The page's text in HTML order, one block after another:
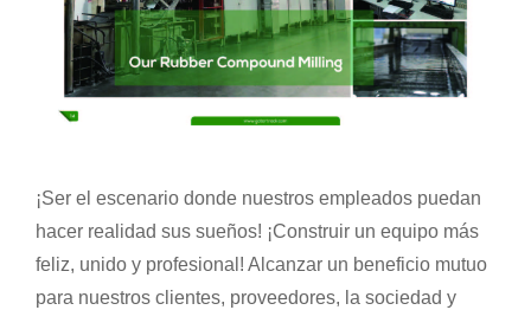
¡Ser el escenario donde nuestros empleados puedan
hacer realidad sus sueños! ¡Construir un equipo más
feliz, unido y profesional! Alcanzar un beneficio mutuo
para nuestros clientes, proveedores, la sociedad y